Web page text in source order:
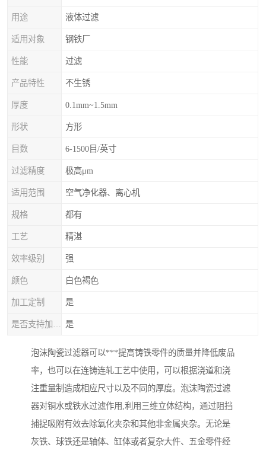
用途 液体过滤
适用对象 钢铁厂
性能 过滤
产品特性 不生锈
厚度 0.1mm~1.5mm
形状 方形
目数 6-1500目/英寸
过滤精度 极高μm
适用范围 空气净化器、离心机
规格 都有
工艺 精湛
效率级别 强
颜色 白色褐色
加工定制 是
是
泡沫陶瓷过滤器可以***提高铸铁零件的质量并降低废品
率，也可以在连铸连轧工艺中使用，可以根据浇道和浇
注重量制造成相应尺寸以及不同的厚度。泡沫陶瓷过滤
器对铜水或铁水过滤作用,利用三维立体结构，通过阻挡
捕捉吸附有效去除氧化夹杂和其他非金属夹杂。无论是
灰铁、球铁还是轴体、缸体或者复杂大件、五金零件经